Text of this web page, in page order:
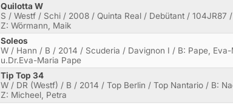
Quilotta W
S / Westf / Schi / 2008 / Quinta Real / Debütant / 104JR87
Z: Wörmann, Maik
Soleos
W / Hann / B / 2014 / Scuderia / Davignon I / B: Pape,
u.Dr.Eva-Maria Pape
Tip Top 34
W / DR (Westf) / B / 2014 / Top Berlin / Top Nantario / B:
Z: Micheel, Petra